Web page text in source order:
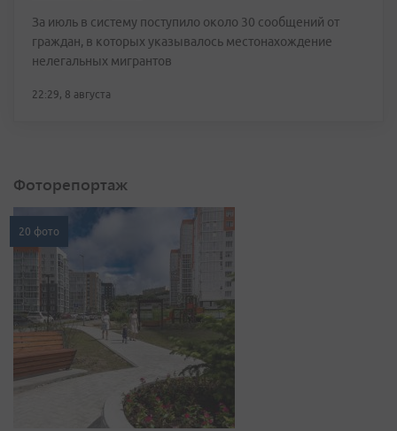
За июль в систему поступило около 30 сообщений от
граждан, в которых указывалось местонахождение
нелегальных мигрантов
22:29, 8 августа
Фоторепортаж
20 фото